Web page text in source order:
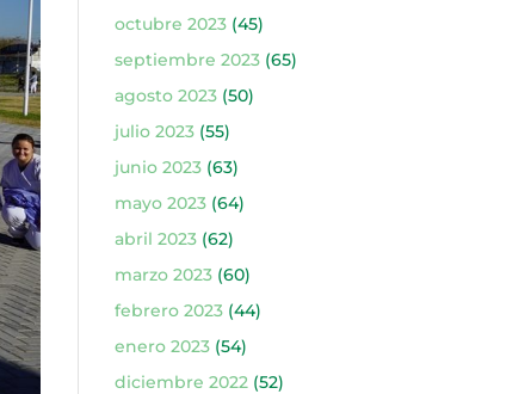
octubre 2023(45)
septiembre 2023(65)
agosto 2023(50)
julio 2023(55)
junio 2023(63)
mayo 2023(64)
abril 2023(62)
marzo 2023(60)
febrero 2023(44)
enero 2023(54)
diciembre 2022(52)